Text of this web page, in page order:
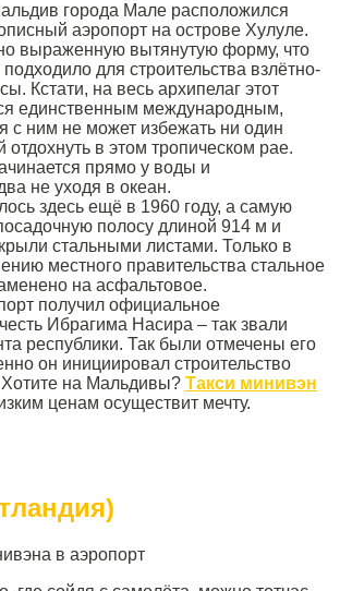
города Мале расположился
аэропорт на острове Хулуле.
выраженную вытянутую форму, что
для строительства взлётно-
Кстати, на весь архипелаг этот
единственным международным,
с ним не может избежать ни один
в этом тропическом рае.
прямо у воды и
не уходя в океан.
здесь ещё в 1960 году, а самую
полосу длиной 914 м и
стальными листами. Только в
местного правительства стальное
на асфальтовое.
получил официальное
Ибрагима Насира – так звали
республики. Так были отмечены его
он инициировал строительство
Хотите на Мальдивы? Такси минивэн
ценам осуществит мечту.